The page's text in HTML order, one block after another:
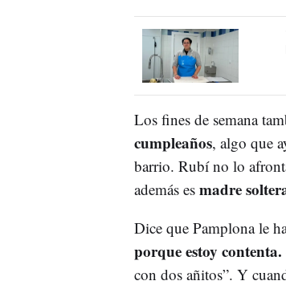
Los fines de semana
cumpleaños, algo que
barrio. Rubí no lo
además es madre
Dice que Pamplona le
porque estoy
con dos añitos”. Y